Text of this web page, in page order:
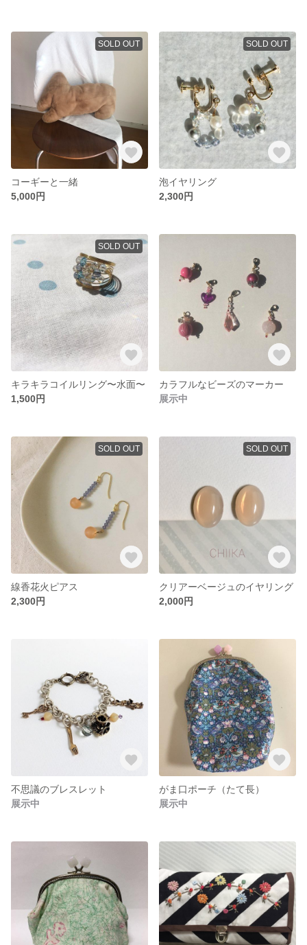
SOLD OUT
コーギーと一緒
5,000円
SOLD OUT
泡イヤリング
2,300円
SOLD OUT
キラキラコイルリング〜水面〜
1,500円
カラフルなビーズのマーカー
展示中
SOLD OUT
線香花火ピアス
2,300円
SOLD OUT
クリアーベージュのイヤリング
2,000円
不思議のブレスレット
展示中
がま口ポーチ（たて長）
展示中